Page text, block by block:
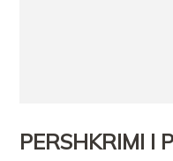
PERSHKRIMI I